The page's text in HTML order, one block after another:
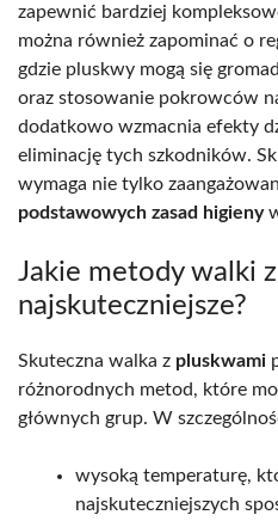
zapewnić bardziej
można również zapominać o
gdzie pluskwy mogą się
oraz stosowanie pokrowców
dodatkowo wzmacnia efekty
eliminację tych szkodników.
wymaga nie tylko
podstawowych zasad higieny
Jakie metody walki
najskuteczniejsze?
Skuteczna walka z pluskwami
różnorodnych metod, które
głównych grup. W
wysoką temperaturę,
najskuteczniejszych